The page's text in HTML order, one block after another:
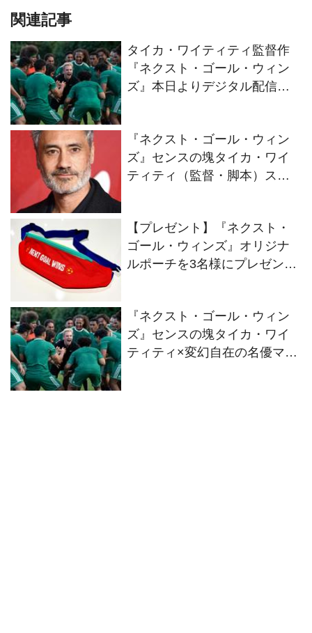
関連記事
タイカ・ワイティティ監督作
『ネクスト・ゴール・ウィン
ズ』本日よりデジタル配信
『ネクスト・ゴール・ウィン
ズ』センスの塊タイカ・ワイ
ティティ（監督・脚本）スペ
【プレゼント】『ネクスト・
ゴール・ウィンズ』オリジナ
ルポーチを3名様にプレゼン
『ネクスト・ゴール・ウィン
ズ』センスの塊タイカ・ワイ
ティティ×変幻自在の名優マイ